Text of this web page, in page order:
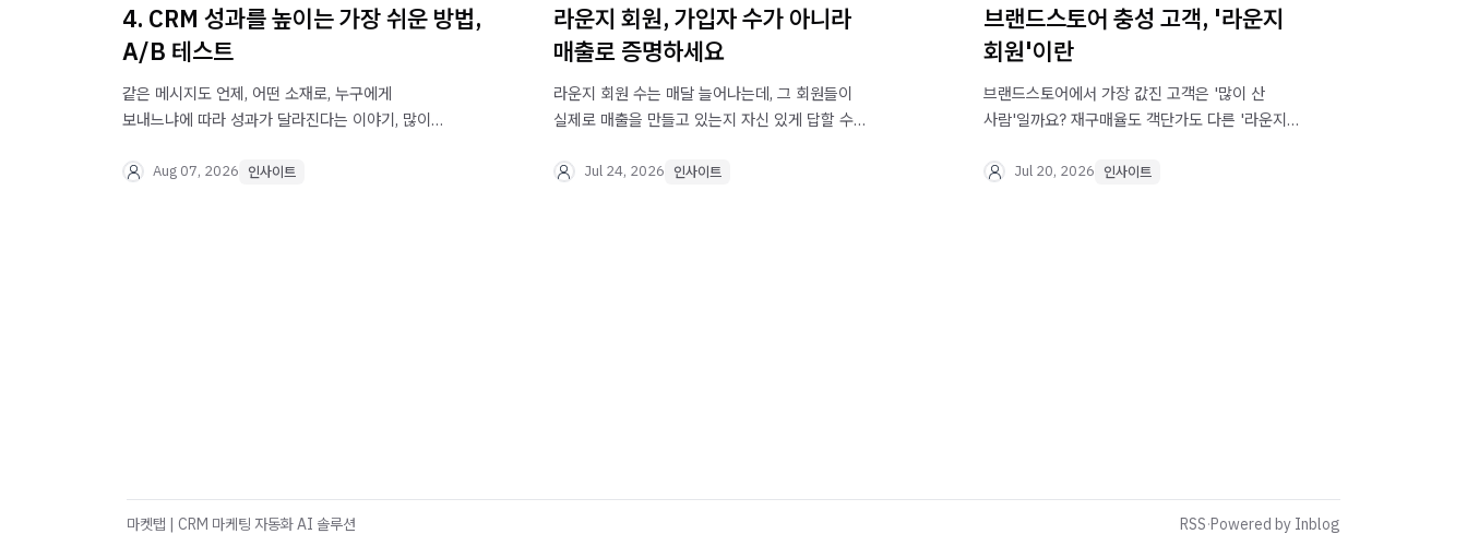
4. CRM 성과를 높이는 가장 쉬운 방법,
A/B 테스트
같은 메시지도 언제, 어떤 소재로, 누구에게
보내느냐에 따라 성과가 달라진다는 이야기, 많이
될까요? 마켓탭에서 실제로 진행된 A/B 테스트
Aug 07, 2026 인사이트
라운지 회원, 가입자 수가 아니라
매출로 증명하세요
라운지 회원 수는 매달 늘어나는데, 그 회원들이
실제로 매출을 만들고 있는지 자신 있게 답할 수
매출로 연결하는 CRM 운영 방법을, 브랜드가 진짜
Jul 24, 2026 인사이트
브랜드스토어 충성 고객, '라운지
회원'이란
브랜드스토어에서 가장 값진 고객은 '많이 산
사람'일까요? 재구매율도 객단가도 다른 '라운지
CRM의 출발점이 되는지 짚어봅니다.
Jul 20, 2026 인사이트
마켓탭 | CRM 마케팅 자동화 AI 솔루션 RSS·Powered by Inblog